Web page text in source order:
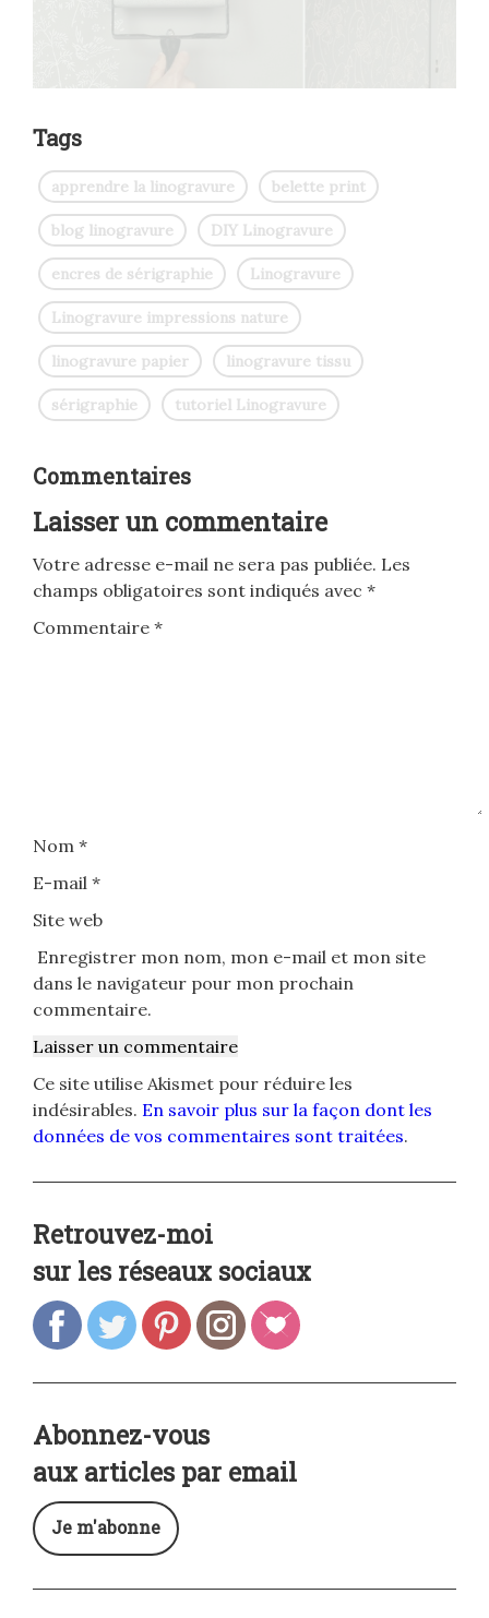
Tags
apprendre la linogravure belette print
blog linogravure DIY Linogravure
encres de sérigraphie Linogravure
Linogravure impressions nature
linogravure papier linogravure tissu
sérigraphie tutoriel Linogravure
Commentaires
Laisser un commentaire
Votre adresse e-mail ne sera pas publiée. Les
champs obligatoires sont indiqués avec *
Commentaire *
Nom *
E-mail *
Site web
Enregistrer mon nom, mon e-mail et mon site
dans le navigateur pour mon prochain
commentaire.
Ce site utilise Akismet pour réduire les
indésirables. En savoir plus sur la façon dont les
données de vos commentaires sont traitées.
Retrouvez-moi
sur les réseaux sociaux
Abonnez-vous
aux articles par email
Je m'abonne